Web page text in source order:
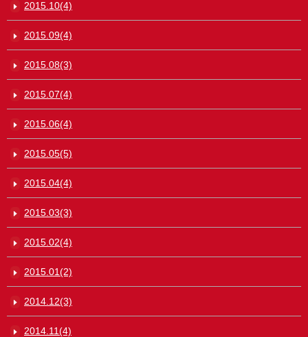
2015.10(4)
2015.09(4)
2015.08(3)
2015.07(4)
2015.06(4)
2015.05(5)
2015.04(4)
2015.03(3)
2015.02(4)
2015.01(2)
2014.12(3)
2014.11(4)